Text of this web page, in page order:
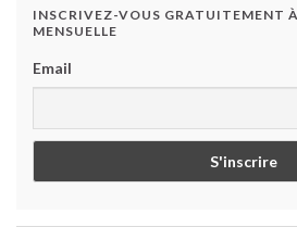
INSCRIVEZ-VOUS GRATUITEMENT
MENSUELLE
Email